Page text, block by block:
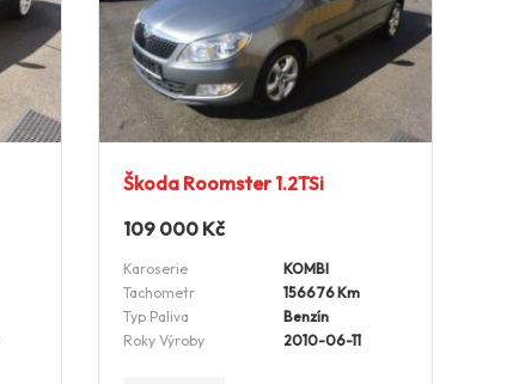
Škoda Roomster 1.2TSi
109 000 Kč
Karoserie
KOMBI
Tachometr
156676 Km
Typ Paliva
Benzín
Roky Výroby
2010-06-11